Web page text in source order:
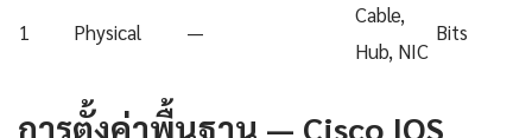
1 Physical —
Cable,
Hub, NIC
Bits
การตั้งค่าพื้นฐาน — Cisco IOS